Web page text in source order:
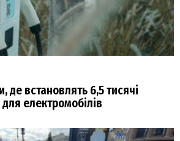
де встановлять 6,5 тисячі
електромобілів